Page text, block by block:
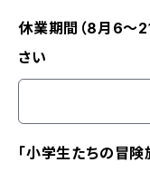
休業期間（8月6〜
さい
「小学生たちの冒険